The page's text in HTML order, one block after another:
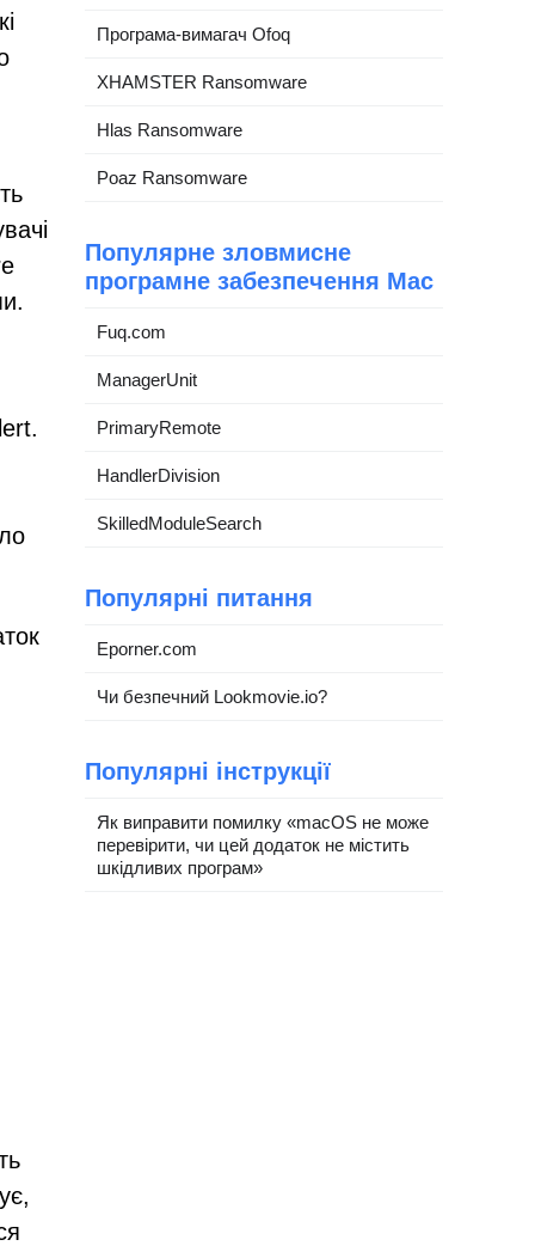
Програма-вимагач Ofoq
XHAMSTER Ransomware
Hlas Ransomware
Poaz Ransomware
Популярне зловмисне
програмне забезпечення Mac
Fuq.com
ManagerUnit
PrimaryRemote
HandlerDivision
SkilledModuleSearch
Популярні питання
Eporner.com
Чи безпечний Lookmovie.io?
Популярні інструкції
Як виправити помилку «macOS не може
перевірити, чи цей додаток не містить
шкідливих програм»